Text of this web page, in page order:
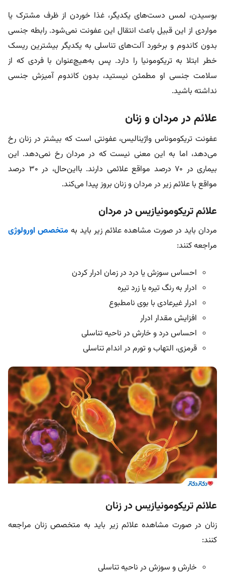
بوسیدن، لمس دست‌های یکدیگر، غذا خوردن از ظرف مشترک یا
مواردی از این قبیل باعث انتقال این عفونت نمی‌شود. رابطه جنسی
بدون کاندوم و برخورد آلت‌های تناسلی به یکدیگر بیشترین ریسک
خطر ابتلا به تریکومونیا را دارد. پس به‌هیچ‌عنوان با فردی که از
سلامت جنسی او مطمئن نیستید، بدون کاندوم آمیزش جنسی
نداشته باشید.
علائم در مردان و زنان
عفونت تریکوموناس واژینالیس، عفونتی است که بیشتر در زنان رخ
می‌دهد، اما به این معنی نیست که در مردان رخ نمی‌دهد. این
بیماری در ۷۰ درصد مواقع علائمی دارند. بااین‌حال، در ۳۰ درصد
مواقع با علائم زیر در مردان و زنان بروز پیدا می‌کند.
علائم تریکومونیازیس در مردان
مردان باید در صورت مشاهده علائم زیر باید به متخصص اورولوژی
مراجعه کنند:
احساس سوزش یا درد در زمان ادرار کردن
ادرار به رنگ تیره یا زرد تیره
ادرار غیرعادی با بوی نامطبوع
افزایش مقدار ادرار
احساس درد و خارش در ناحیه تناسلی
قرمزی، التهاب و تورم در اندام تناسلی
علائم تریکومونیازیس در زنان
زنان در صورت مشاهده علائم زیر باید به متخصص زنان مراجعه
کنند:
خارش و سوزش در ناحیه تناسلی